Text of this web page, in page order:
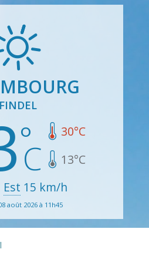
FINDEL
30°C
13°C
Est 15 km/h
août 2026 à 11h45